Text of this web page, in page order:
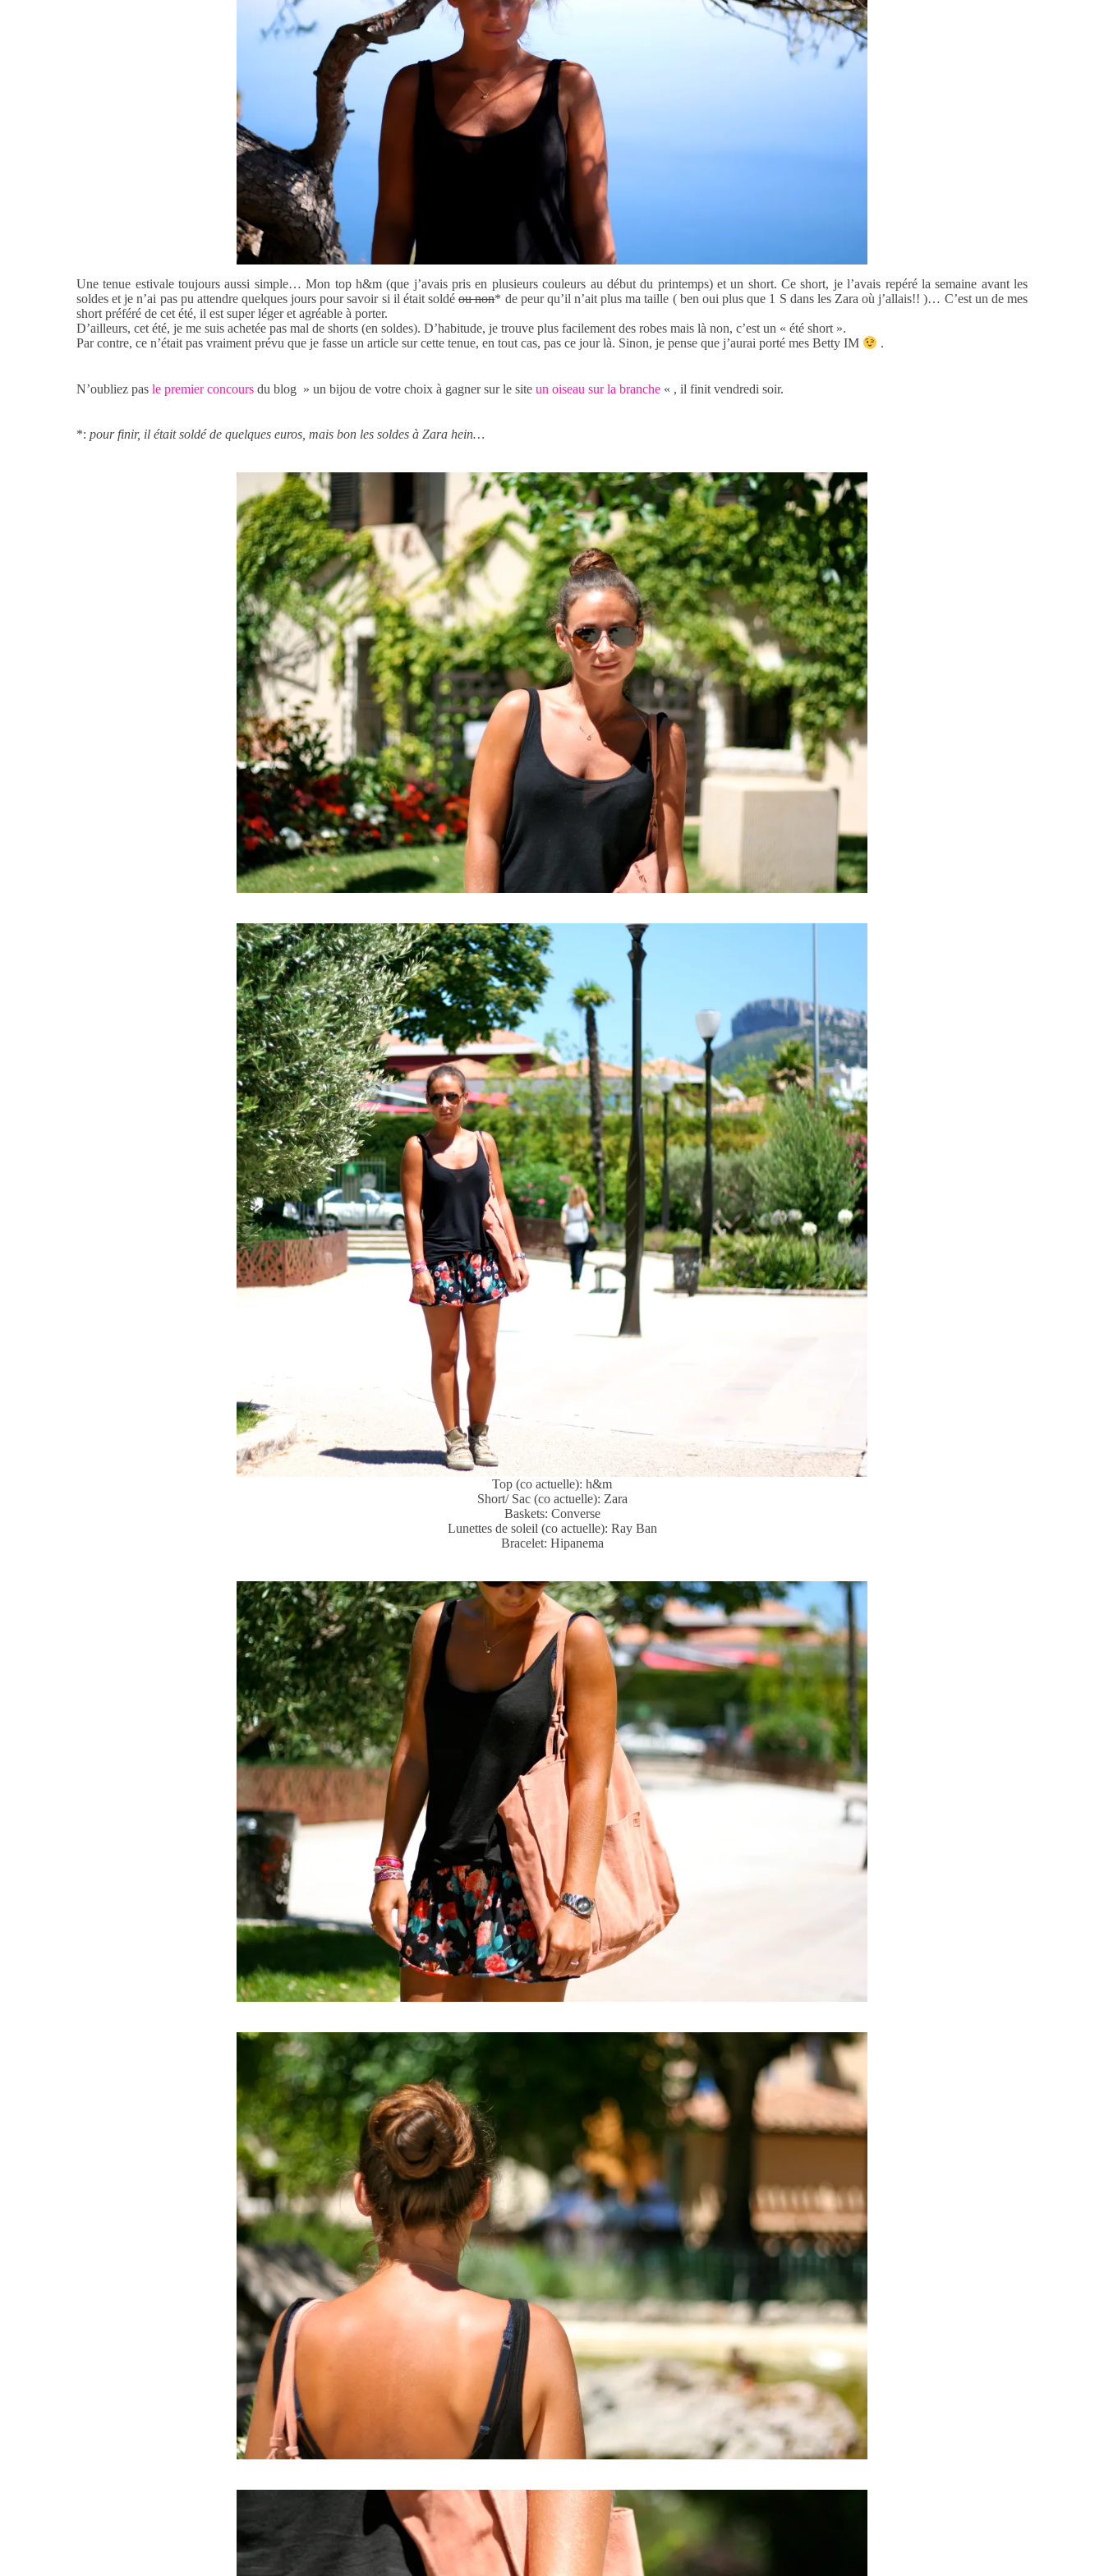
Une tenue estivale toujours aussi simple… Mon top h&m (que j’avais pris en plusieurs couleurs au début du printemps) et un short. Ce short, je l’avais repéré la semaine avant les
soldes et je n’ai pas pu attendre quelques jours pour savoir si il était soldéou non* de peur qu’il n’ait plus ma taille ( ben oui plus que 1 S dans les Zara où j’allais!! )… C’est un de mes
short préféré de cet été, il est super léger et agréable à porter.
D’ailleurs, cet été, je me suis achetée pas mal de shorts (en soldes). D’habitude, je trouve plus facilement des robes mais là non, c’est un « été short ».
Par contre, ce n’était pas vraiment prévu que je fasse un article sur cette tenue, en tout cas, pas ce jour là. Sinon, je pense que j’aurai porté mes Betty IM
.
N’oubliez pas le premier concours du blog » un bijou de votre choix à gagner sur le site un oiseau sur la branche « , il finit vendredi soir.
*: pour finir, il était soldé de quelques euros, mais bon les soldes à Zara hein…
Top (co actuelle): h&m
Short/ Sac (co actuelle): Zara
Baskets: Converse
Lunettes de soleil (co actuelle): Ray Ban
Bracelet: Hipanema